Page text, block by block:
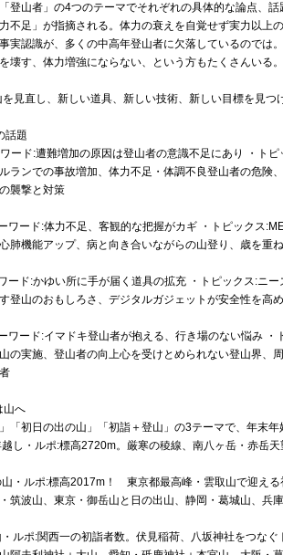
「登山者」の4つのテーマでそれぞれの具体的な論点、
不足」が指摘される。体力の衰えを自覚せず実力以
実認識が、多くの中高年登山者に欠落しているので
壊す、体力増強にならない、という方もたくさんいる
見直し、新しい道具、新しい技術、新しい目標を見つ
話題
ード:遭難増加の原因は登山者の意識不足にあり ・ト
ランでの事故増加、体力不足・体調不良登山者の危険
襲撃と対策
ワード:体力不足、客観的な把握がカギ ・トピックス
肺機能アップ、病と向き合いながらの山登り、歳を重
ード:かゆい所に手が届く道具の拡充 ・トピックス:ニ
登山のおもしろさ、デジタルガジェットが安全性を高
ワード:イマドキ登山者が抱える、行き場のない悩み
の実施、登山者の向上心を受けとめられない登山界
山へ
「初日の出の山」「初詣＋登山」の3テーマで、年末年
し・ルポ:標高2720m。厳寒の稜線、南八ヶ岳・赤岳
・ルポ:標高2017m！ 東京都最高峰・雲取山で迎え
筑波山、東京・御岳山と日の出山、静岡・葛城山、兵
ルポ:関西一の初詣者数。伏見稲荷、八坂神社をつな